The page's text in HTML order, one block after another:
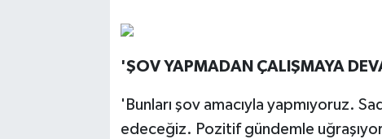
'ŞOV YAPMADAN ÇALIŞMAYA
'Bunları şov amacıyla yapmıyoruz.
edeceğiz. Pozitif gündemle